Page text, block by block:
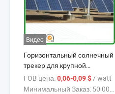
Видео
Горизонтальный солнечный
трекер для крупной
солнечной электростанции
FOB цена:0,06-0,09 $ / watt
Минимальный Заказ: 50 000 watt